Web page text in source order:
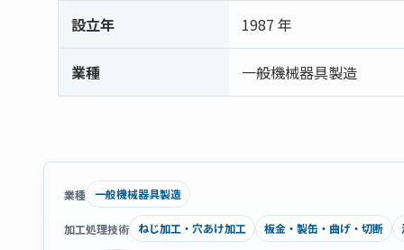
設立年 1987 年
業種 一般機械器具製造
業種 一般機械器具製造
加工処理技術 ねじ加工・穴あけ加工 板金・製缶・曲げ・切断